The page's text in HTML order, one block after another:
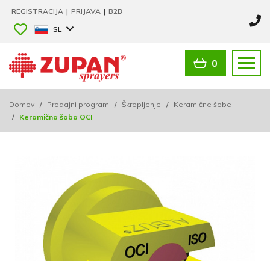
REGISTRACIJA | PRIJAVA | B2B
SL
0
Domov / Prodajni program / Škropljenje / Keramične šobe
/ Keramična šoba OCI